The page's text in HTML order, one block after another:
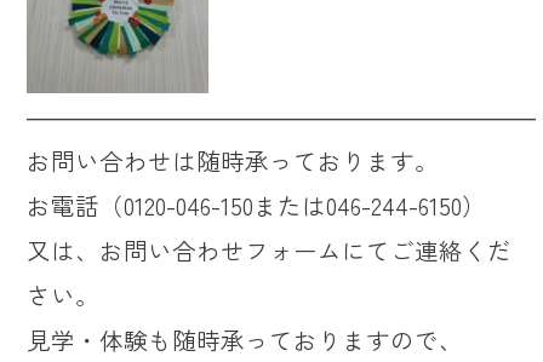
―――――――――――――――――――――
お問い合わせは随時承っております。
お電話（0120-046-150または046-244-6150）
又は、お問い合わせフォームにてご連絡くだ
さい。
見学・体験も随時承っておりますので、